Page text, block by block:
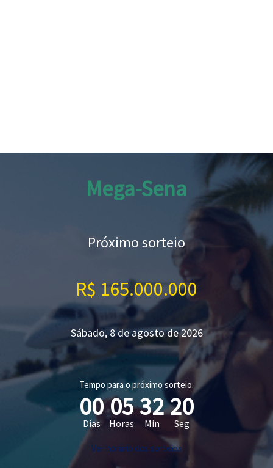
Mega-Sena
Próximo sorteio
R$ 165.000.000
Sábado, 8 de agosto de 2026
Tempo para o próximo sorteio:
00
Días
05
Horas
32
Min
19
Seg
Ver horário dos sorteios